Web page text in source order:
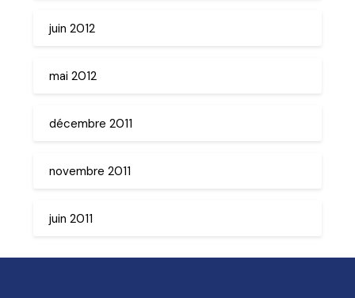
juin 2012
mai 2012
décembre 2011
novembre 2011
juin 2011